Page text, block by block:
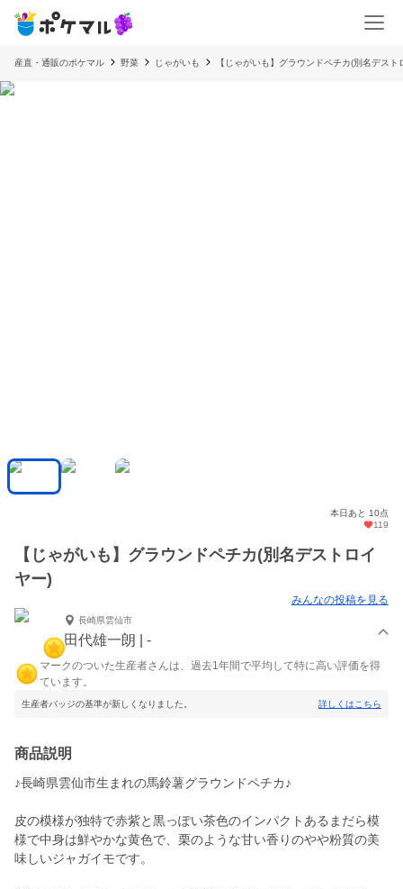
産直・通販のポケマル 野菜 じゃがいも 【じゃがいも】グラウンドペチカ(別名デスト
本日あと 10点
119
【じゃがいも】グラウンドペチカ(別名デストロイ
ヤー)
みんなの投稿を見る
長崎県雲仙市
田代雄一朗 | -
マークのついた生産者さんは、過去1年間で平均して特に高い評価を得
ています。
生産者バッジの基準が新しくなりました。 詳しくはこちら
商品説明
♪長崎県雲仙市生まれの馬鈴薯グラウンドペチカ♪
皮の模様が独特で赤紫と黒っぽい茶色のインパクトあるまだら模
様で中身は鮮やかな黄色で、栗のような甘い香りのやや粉質の美
味しいジャガイモです。